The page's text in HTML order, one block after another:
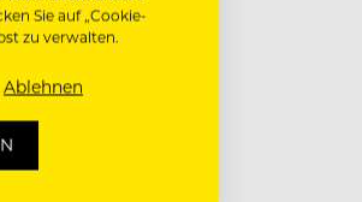
Sie auf „Cookie-
zu verwalten.
Ablehnen